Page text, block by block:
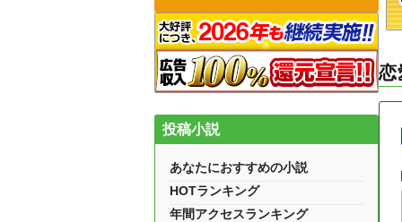
恋
投稿小説
あなたにおすすめの小説
HOTランキング
年間アクセスランキング